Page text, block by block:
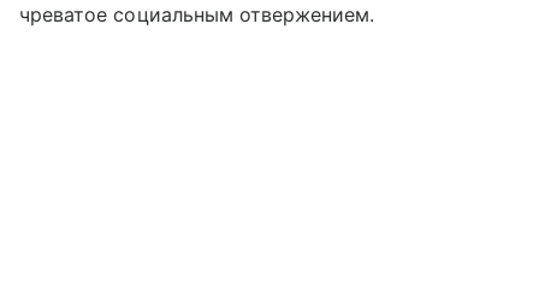
чреватое социальным отвержением.